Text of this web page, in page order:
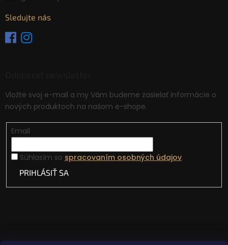
Sledujte nás
Vložte svoj e-mail a my Vám budeme zasielať informácie o
nových produktoch na našom e-shope.
Email
Súhlasím so spracovaním osobných údajov.
PRIHLÁSIŤ SA